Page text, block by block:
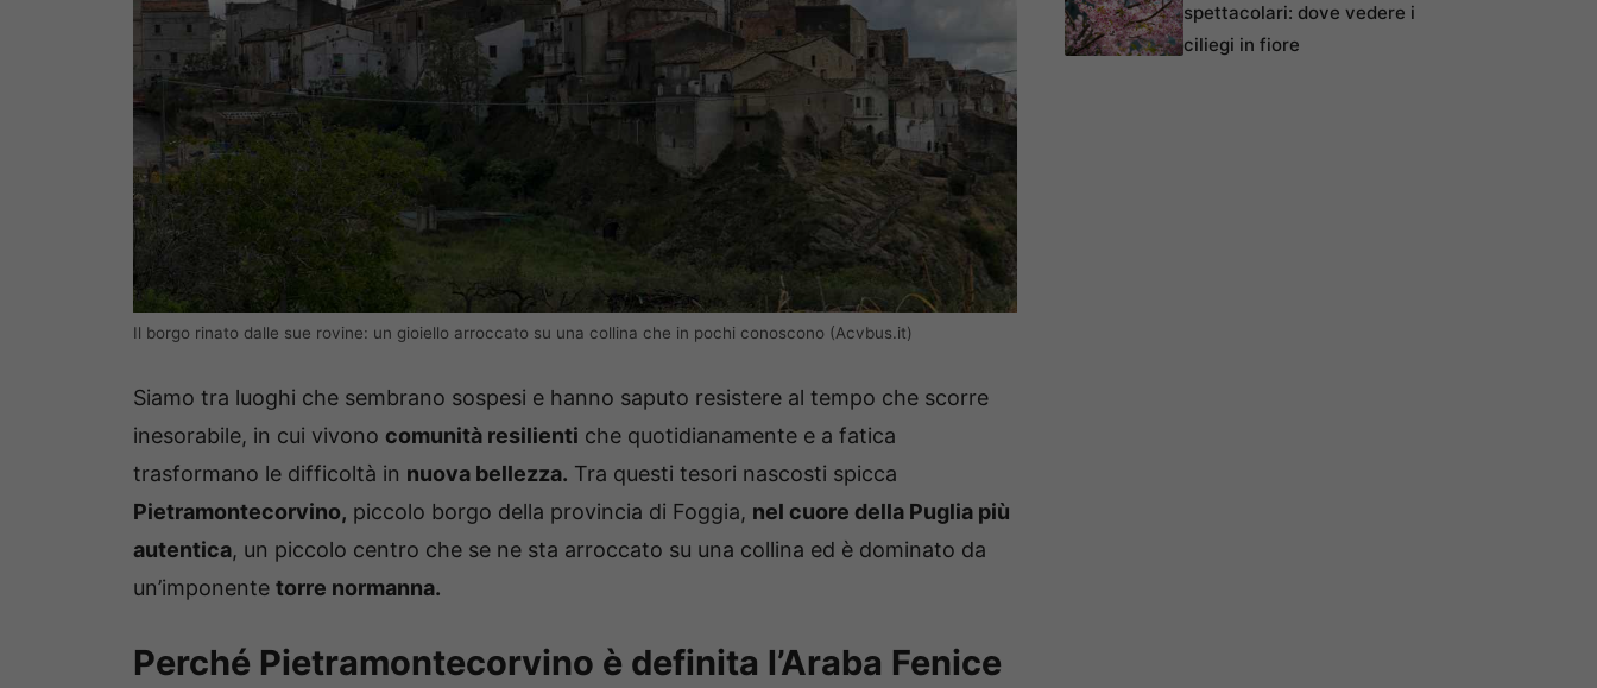
Il borgo rinato dalle sue rovine: un gioiello arroccato su una collina che in pochi conoscono (Acvbus.it)
Siamo tra luoghi che sembrano sospesi e hanno saputo resistere al tempo che scorre
inesorabile, in cui vivono comunità resilienti che quotidianamente e a fatica
trasformano le difficoltà in nuova bellezza. Tra questi tesori nascosti spicca
Pietramontecorvino, piccolo borgo della provincia di Foggia, nel cuore della Puglia più
autentica, un piccolo centro che se ne sta arroccato su una collina ed è dominato da
un’imponente torre normanna.
Perché Pietramontecorvino è definita l’Araba Fenice
spettacolari: dove vedere i
ciliegi in fiore